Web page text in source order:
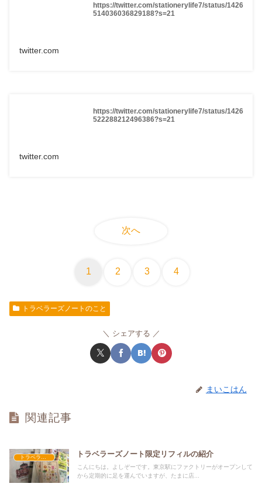
https://twitter.com/stationerylife7/status/1426
514036036829188?s=21
twitter.com
https://twitter.com/stationerylife7/status/1426
522288212496386?s=21
twitter.com
次へ
1 2 3 4
トラベラーズノートのこと
シェアする
まいこはん
関連記事
トラベラーズノート限定リフィルの紹介
こんにちは。よしぞーです。東京駅にファクトリーがオープンして
から定期的に足を運んでいますが、たまに店...